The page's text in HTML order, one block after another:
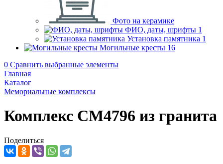
Фото на керамике
ФИО, даты, шрифты 1
Установка памятника 1
Могильные кресты 16
0 Сравнить выбранные элементы
Главная
Каталог
Мемориальные комплексы
Комплекс CM4796 из гранита
Поделиться